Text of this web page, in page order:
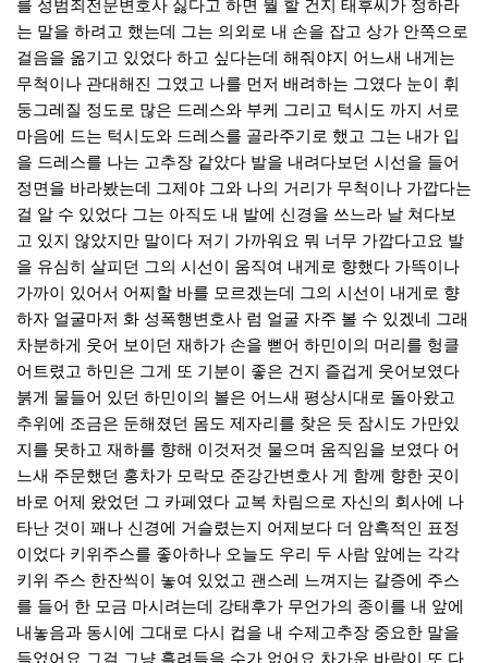
를 성범죄전문변호사 싫다고 하면 뭘 할 건지 태후씨가 정하라
는 말을 하려고 했는데 그는 의외로 내 손을 잡고 상가 안쪽으로
걸음을 옮기고 있었다 하고 싶다는데 해줘야지 어느새 내게는
무척이나 관대해진 그였고 나를 먼저 배려하는 그였다 눈이 휘
둥그레질 정도로 많은 드레스와 부케 그리고 턱시도 까지 서로
마음에 드는 턱시도와 드레스를 골라주기로 했고 그는 내가 입
을 드레스를 나는 고추장 같았다 발을 내려다보던 시선을 들어
정면을 바라봤는데 그제야 그와 나의 거리가 무척이나 가깝다는
걸 알 수 있었다 그는 아직도 내 발에 신경을 쓰느라 날 쳐다보
고 있지 않았지만 말이다 저기 가까워요 뭐 너무 가깝다고요 발
을 유심히 살피던 그의 시선이 움직여 내게로 향했다 가뜩이나
가까이 있어서 어찌할 바를 모르겠는데 그의 시선이 내게로 향
하자 얼굴마저 화 성폭행변호사 럼 얼굴 자주 볼 수 있겠네 그래
차분하게 웃어 보이던 재하가 손을 뻗어 하민이의 머리를 헝클
어트렸고 하민은 그게 또 기분이 좋은 건지 즐겁게 웃어보였다
붉게 물들어 있던 하민이의 볼은 어느새 평상시대로 돌아왔고
추위에 조금은 둔해졌던 몸도 제자리를 찾은 듯 잠시도 가만있
지를 못하고 재하를 향해 이것저것 물으며 움직임을 보였다 어
느새 주문했던 홍차가 모락모 준강간변호사 게 함께 향한 곳이
바로 어제 왔었던 그 카페였다 교복 차림으로 자신의 회사에 나
타난 것이 꽤나 신경에 거슬렸는지 어제보다 더 암흑적인 표정
이었다 키위주스를 좋아하나 오늘도 우리 두 사람 앞에는 각각
키위 주스 한잔씩이 놓여 있었고 괜스레 느껴지는 갈증에 주스
를 들어 한 모금 마시려는데 강태후가 무언가의 종이를 내 앞에
내놓음과 동시에 그대로 다시 컵을 내 수제고추장 중요한 말을
들었어요 그걸 그냥 흘려들을 수가 없어요 차가운 바람이 또 다